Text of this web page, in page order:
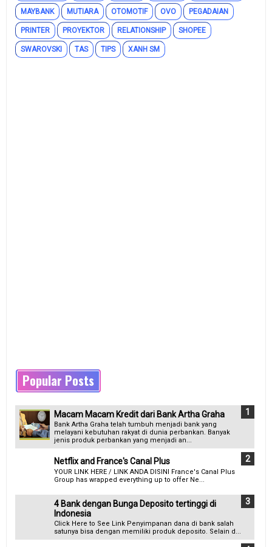
MAYBANK MUTIARA OTOMOTIF OVO PEGADAIAN
PRINTER PROYEKTOR RELATIONSHIP SHOPEE
SWAROVSKI TAS TIPS XANH SM
Popular Posts
Macam Macam Kredit dari Bank Artha Graha
Bank Artha Graha telah tumbuh menjadi bank yang
melayani kebutuhan rakyat di dunia perbankan. Banyak
jenis produk perbankan yang menjadi an...
Netflix and France's Canal Plus
YOUR LINK HERE / LINK ANDA DISINI France's Canal Plus
Group has wrapped everything up to offer Ne...
4 Bank dengan Bunga Deposito tertinggi di
Indonesia
Click Here to See Link Penyimpanan dana di bank salah
satunya bisa dengan memiliki produk deposito. Selain d...